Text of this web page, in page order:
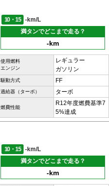
10・15
-km/L
満タンでどこまで走る？
-km
使用燃料
エンジン
レギュラー
ガソリン
駆動方式 FF
過給器（ターボ） ターボ
燃費性能
R12年度燃費基準7
5%達成
10・15
-km/L
満タンでどこまで走る？
-km